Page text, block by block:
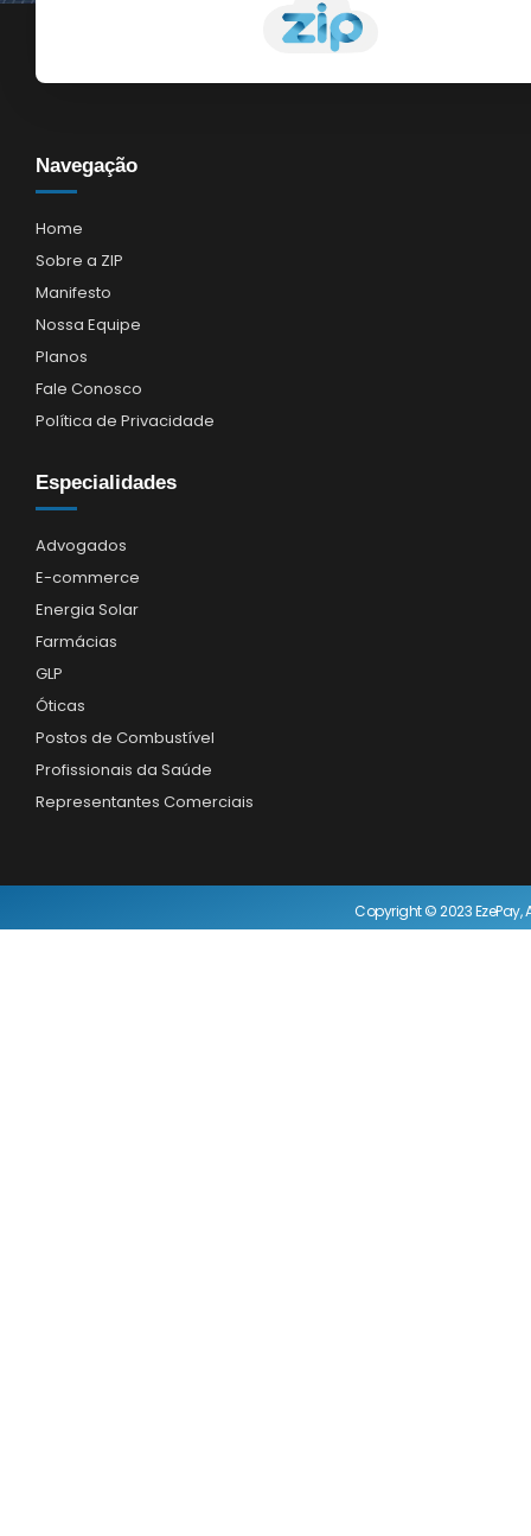
Navegação
Home
Sobre a ZIP
Manifesto
Nossa Equipe
Planos
Fale Conosco
Política de Privacidade
Especialidades
Advogados
E-commerce
Energia Solar
Farmácias
GLP
Óticas
Postos de Combustível
Profissionais da Saúde
Representantes Comerciais
Copyright © 2023 EzePay,